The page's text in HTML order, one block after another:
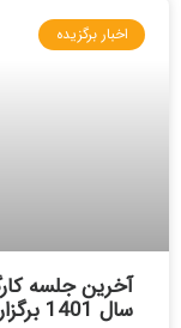
اخبار برگزیده
آخرین جلسه
سال 1401 برگزار شد